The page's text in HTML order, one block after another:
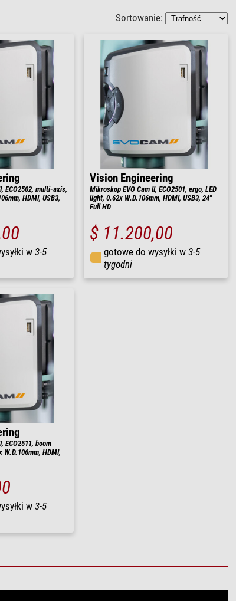
Sortowanie:
ECO2502, multi-axis,
HDMI, USB3,
w 3-5
Vision Engineering
Mikroskop EVO Cam II, ECO2501, ergo, LED
light, 0.62x W.D.106mm, HDMI, USB3, 24"
Full HD
$ 11.200,00
gotowe do wysyłki w 3-5
tygodni
ECO2511, boom
W.D.106mm, HDMI,
w 3-5